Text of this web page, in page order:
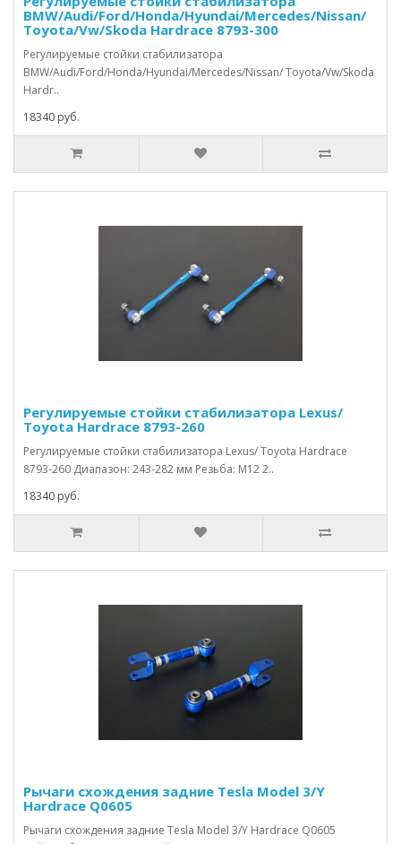
BMW/Audi/Ford/Honda/Hyundai/Mercedes/Nissan/
Toyota/Vw/Skoda Hardrace 8793-300
Регулируемые стойки стабилизатора
BMW/Audi/Ford/Honda/Hyundai/Mercedes/Nissan/ Toyota/Vw/Skoda
Hardr..
18340 руб.
Регулируемые стойки стабилизатора Lexus/
Toyota Hardrace 8793-260
Регулируемые стойки стабилизатора Lexus/ Toyota Hardrace
8793-260 Диапазон: 243-282 мм Резьба: M12 2..
18340 руб.
Рычаги схождения задние Tesla Model 3/Y
Hardrace Q0605
Рычаги схождения задние Tesla Model 3/Y Hardrace Q0605